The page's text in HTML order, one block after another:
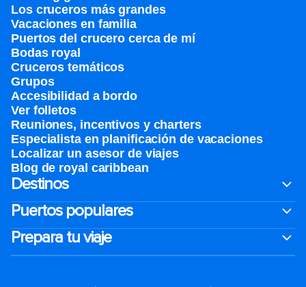
Los cruceros más grandes
Vacaciones en familia
Puertos del crucero cerca de mí
Bodas royal
Cruceros temáticos
Grupos
Accesibilidad a bordo
Ver folletos
Reuniones, incentivos y charters​
Especialista en planificación de vacaciones
Localizar un asesor de viajes
Blog de royal caribbean
Destinos
Puertos populares
Prepara tu viaje